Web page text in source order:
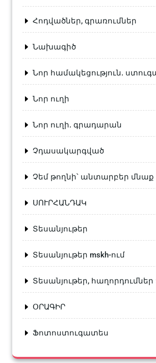
Հոդվածներ, գրառումներ
Նախագիծ
Նոր համակեցություն.
Նոր ուղի
Նոր ուղի. գրադարան
Չդասակարգված
Չեմ թողնի՝ անտարբեր մնաք
ՍՈՒՐՀԱՆԴԱԿ
Տեսանյութեր
Տեսանյութեր mskh-ում
Տեսանյութեր, հաղորդումներ
ՕՐԱԳԻՐ
Ֆոտոստուգատես